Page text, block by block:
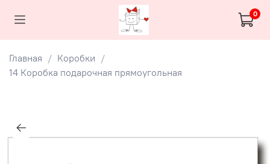
0
Главная
Коробки
14 Коробка подарочная прямоугольная